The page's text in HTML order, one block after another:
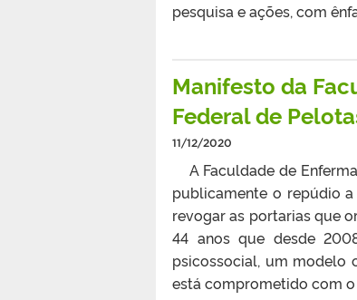
pesquisa e ações, com
Manifesto da
Federal de
11/12/2020
A Faculdade de
publicamente o repúdio
revogar as portarias que
44 anos que desde
psicossocial, um modelo
está comprometido com